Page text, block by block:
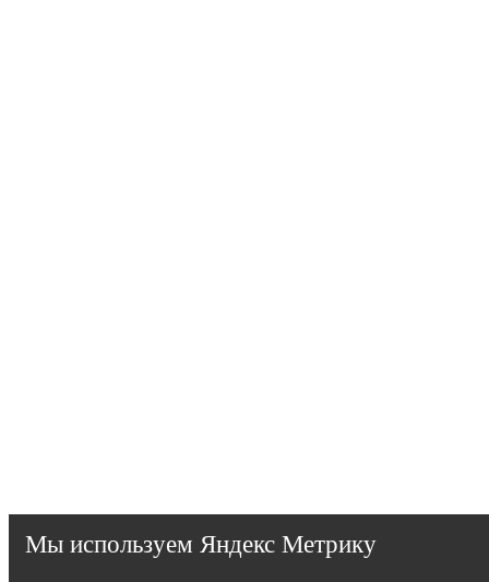
Мы используем Яндекс Метрику